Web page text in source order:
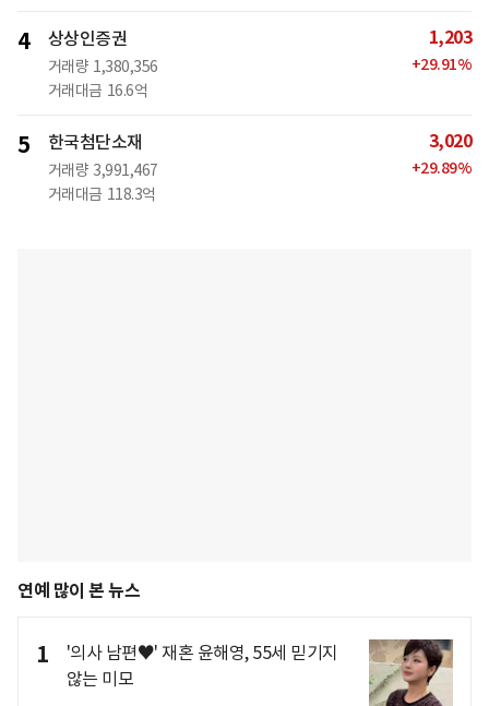
4 상상인증권
거래량 1,380,356
거래대금 16.6억
1,203
+29.91%
5 한국첨단소재
거래량 3,991,467
거래대금 118.3억
3,020
+29.89%
연예 많이 본 뉴스
1
'의사 남편♥' 재혼 윤해영, 55세 믿기지
않는 미모